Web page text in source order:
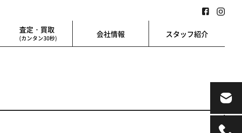
査定・買取
(カンタン30秒) 会社情報 スタッフ紹介